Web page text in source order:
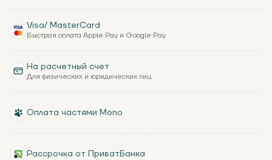
Visa/ MasterCard
Быстрая оплата Apple Pay и Google Pay
На расчетный счет
Для физических и юридических лиц
Оплата частями Mono
Рассрочка от ПриватБанка